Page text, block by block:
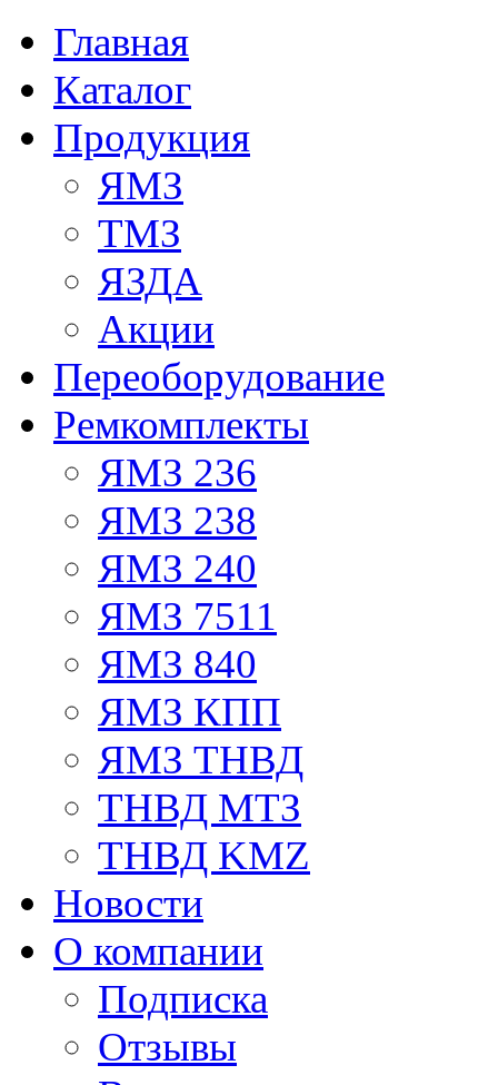
Главная
Каталог
Продукция
ЯМЗ
ТМЗ
ЯЗДА
Акции
Переоборудование
Ремкомплекты
ЯМЗ 236
ЯМЗ 238
ЯМЗ 240
ЯМЗ 7511
ЯМЗ 840
ЯМЗ КПП
ЯМЗ ТНВД
ТНВД МТЗ
ТНВД KMZ
Новости
О компании
Подписка
Отзывы